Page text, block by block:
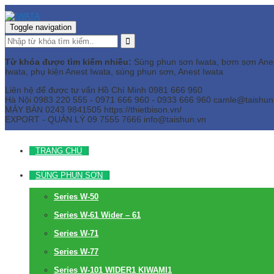
Toggle navigation
Từ khóa được tìm kiếm nhiều: Súng phun sơn Iwata, bơm sơn
Iwata, phụ kiện Anest Iwata, súng phun sơn, Anest Iwata
Liên hệ để được tư vấn Hồ Chí Minh 0981 666 960
Hà Nội 0983 220 555 - 0971 666 960 - 0933 666 960
MÁY BÀN 0243 9841505 https://thietbison.vn/
EXPORT - QUẢN LÝ 09 7555 7666 info@taishun.vn
TRANG CHỦ
SÚNG PHUN SƠN
Series W-50
Series W-61 Wider – 61
Series W-71
Series W-77
Series W-101 WIDER1 KIWAMI1